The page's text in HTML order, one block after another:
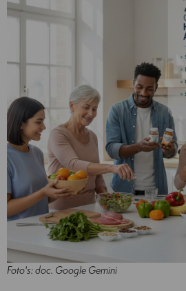
Foto's: doc. Google Gemini